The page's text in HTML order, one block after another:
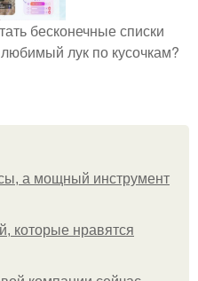
бесконечные списки
лук по кусочкам?
а мощный инструмент
которые нравятся